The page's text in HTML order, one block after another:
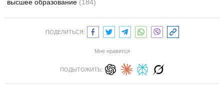
высшее образование (184)
ПОДЕЛИТЬСЯ:
Мне нравится
ПОДЫТОЖИТЬ: